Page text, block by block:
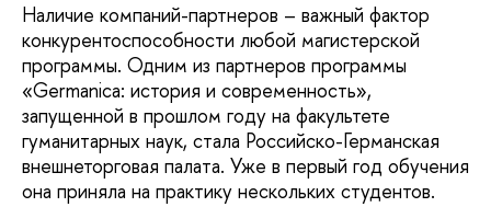
Наличие компаний-партнеров – важный фактор
конкурентоспособности любой магистерской
программы. Одним из партнеров программы
«Germanica: история и современность»,
запущенной в прошлом году на факультете
гуманитарных наук, стала Российско-Германская
внешнеторговая палата. Уже в первый год обучения
она приняла на практику нескольких студентов.